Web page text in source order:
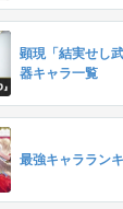
顕現「結実せし
器キャラ一覧
最強キャララン